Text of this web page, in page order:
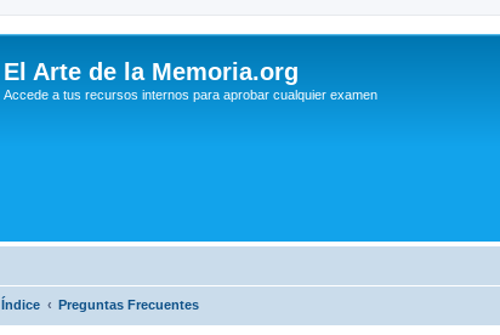
El Arte de la Memoria.org
Accede a tus recursos internos para aprobar cualquier examen
Índice Preguntas Frecuentes